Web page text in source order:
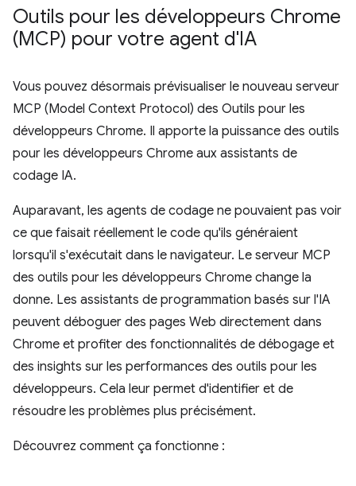
Outils pour les développeurs Chrome
(MCP) pour votre agent d'IA
Vous pouvez désormais prévisualiser le nouveau serveur
MCP (Model Context Protocol) des Outils pour les
développeurs Chrome. Il apporte la puissance des outils
pour les développeurs Chrome aux assistants de
codage IA.
Auparavant, les agents de codage ne pouvaient pas voir
ce que faisait réellement le code qu'ils généraient
lorsqu'il s'exécutait dans le navigateur. Le serveur MCP
des outils pour les développeurs Chrome change la
donne. Les assistants de programmation basés sur l'IA
peuvent déboguer des pages Web directement dans
Chrome et profiter des fonctionnalités de débogage et
des insights sur les performances des outils pour les
développeurs. Cela leur permet d'identifier et de
résoudre les problèmes plus précisément.
Découvrez comment ça fonctionne :